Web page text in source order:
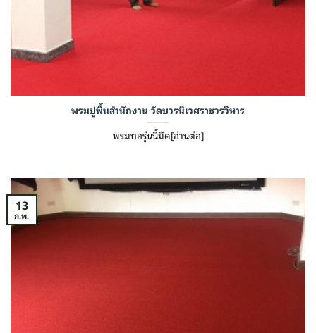
พรมปูพื้นสำนักงาน วัดบวรนิเวศราชวรวิหาร
พรมทอรุ่นนี้มีค[อ่านต่อ]
13
ก.พ.